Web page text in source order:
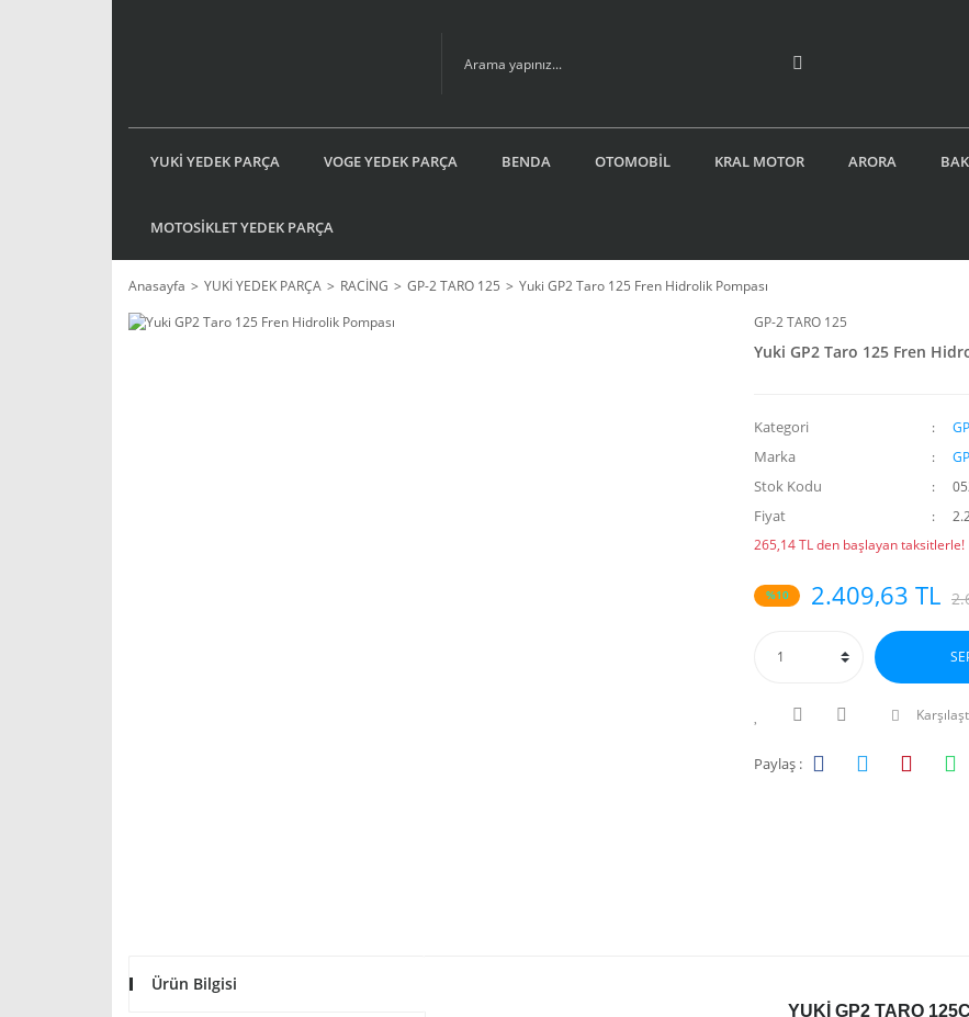
YUKİ YEDEK PARÇA VOGE YEDEK PARÇA BENDA OTOMOBİL KRAL MOTOR ARORA
MOTOSİKLET YEDEK PARÇA
Anasayfa YUKİ YEDEK PARÇA RACİNG GP-2 TARO 125
Yuki GP2 Taro 125 Fren Hidrolik Pompası
GP-2 TARO 125
Yuki GP2 Taro 125 Fren
Kategori
Marka
Stok Kodu
Fiyat
265,14 TL den başlayan taksitlerle!
%10 2.409,63 TL
Paylaş :
Ürün Bilgisi
YUKI GP2 TARO